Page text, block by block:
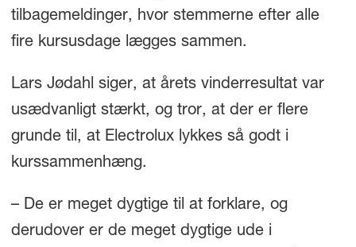
tilbagemeldinger, hvor stemmerne efter alle
fire kursusdage lægges sammen.
Lars Jødahl siger, at årets vinderresultat var
usædvanligt stærkt, og tror, at der er flere
grunde til, at Electrolux lykkes så godt i
kurssammenhæng.
– De er meget dygtige til at forklare, og
derudover er de meget dygtige ude i